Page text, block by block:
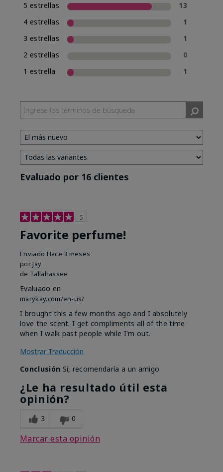
5 estrellas
13
4 estrellas
1
3 estrellas
1
2 estrellas
0
1 estrella
1
Evaluado por 16 clientes
5
Favorite perfume!
Enviado Hace 3 meses
por Jay
de Tallahassee
Evaluado en
marykay.com/en-us/
I brought this a few months ago and I absolutely
love the scent. I get compliments all of the time
when I walk past people while I'm out.
Mostrar Traducción
Conclusión Sí, recomendaría a un amigo
¿Le ha resultado útil esta
opinión?
3 0
Marcar esta opinión